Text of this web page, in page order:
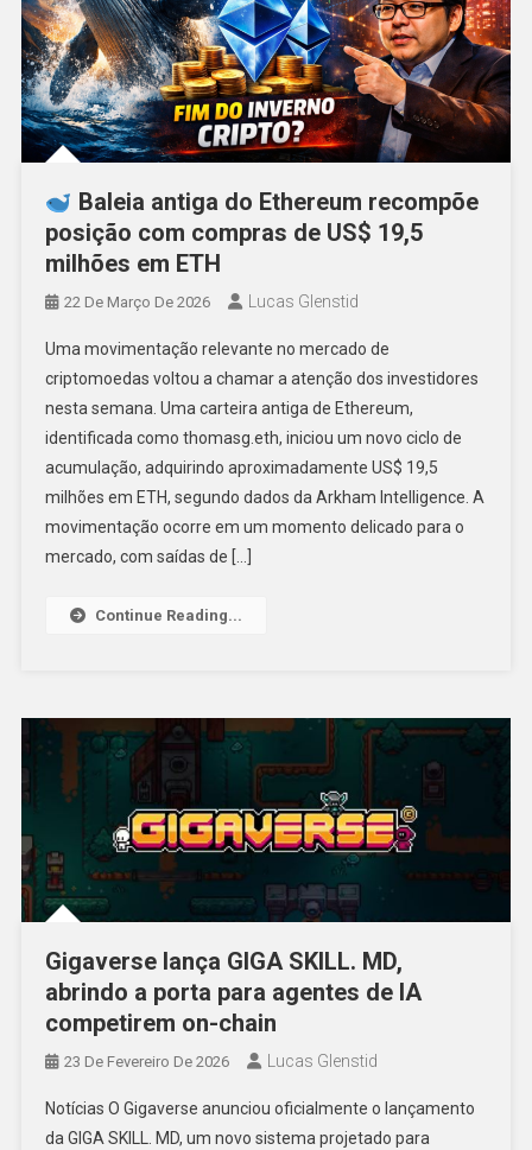
Baleia antiga do Ethereum recompõe
posição com compras de US$ 19,5
milhões em ETH
22 De Março De 2026 Lucas Glenstid
Uma movimentação relevante no mercado de
criptomoedas voltou a chamar a atenção dos investidores
nesta semana. Uma carteira antiga de Ethereum,
identificada como thomasg.eth, iniciou um novo ciclo de
acumulação, adquirindo aproximadamente US$ 19,5
milhões em ETH, segundo dados da Arkham Intelligence. A
movimentação ocorre em um momento delicado para o
mercado, com saídas de […]
Continue Reading...
Gigaverse lança GIGA SKILL. MD,
abrindo a porta para agentes de IA
competirem on-chain
23 De Fevereiro De 2026 Lucas Glenstid
Notícias O Gigaverse anunciou oficialmente o lançamento
da GIGA SKILL. MD, um novo sistema projetado para